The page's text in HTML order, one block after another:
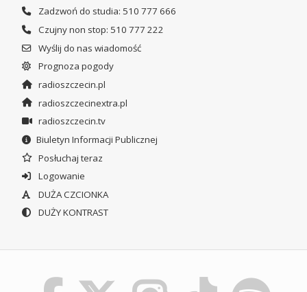
Zadzwoń do studia: 510 777 666
Czujny non stop: 510 777 222
Wyślij do nas wiadomość
Prognoza pogody
radioszczecin.pl
radioszczecinextra.pl
radioszczecin.tv
Biuletyn Informacji Publicznej
Posłuchaj teraz
Logowanie
DUŻA CZCIONKA
DUŻY KONTRAST